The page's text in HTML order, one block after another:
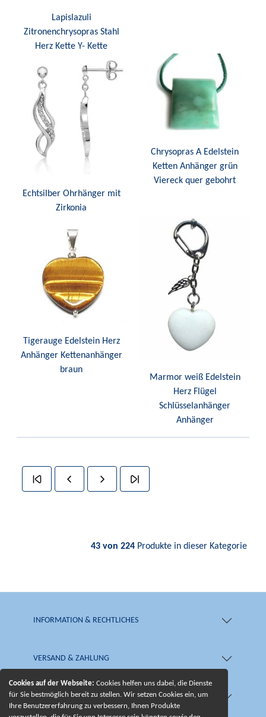
Cookies auf der Webseite:Cookies helfen uns dabei, die Dienste
für Sie bestmöglich bereit zu stellen. Wir setzen Cookies ein, um
Ihre Benutzererfahrung zu verbessern, Ihnen Produkte
Lapislazuli
Zitronenchrysopras Stahl
Herz Kette Y- Kette
Echtsilber Ohrhänger mit
Zirkonia
Chrysopras A Edelstein
Ketten Anhänger grün
Viereck quer gebohrt
Tigerauge Edelstein Herz
Anhänger Kettenanhänger
braun
Marmor weiß Edelstein
Herz Flügel
Schlüsselanhänger
Anhänger
43 von 224 Produkte in dieser Kategorie
INFORMATION & RECHTLICHES
VERSAND & ZAHLUNG
SHOP & SERVICE